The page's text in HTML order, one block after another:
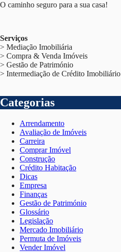
O caminho seguro para a sua casa!
Serviços
> Mediação Imobiliária
> Compra & Venda Imóveis
> Gestão de Património
> Intermediação de Crédito Imobiliário
Categorias
Arrendamento
Avaliação de Imóveis
Carreira
Comprar Imóvel
Construção
Crédito Habitação
Dicas
Empresa
Finanças
Gestão de Património
Glossário
Legislação
Mercado Imobiliário
Permuta de Imóveis
Vender Imóvel